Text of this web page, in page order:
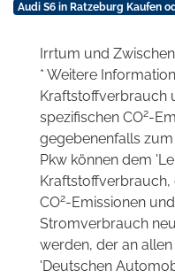
Audi S6 in Ratzeburg Kaufen
Irrtum und
* Weitere
Kraftstoffverbrauch
spezifischen CO2-
gegebenenfalls
Pkw können dem
Kraftstoffverbrauch,
CO2-Emissionen
Stromverbrauch
werden, der an
'Deutschen